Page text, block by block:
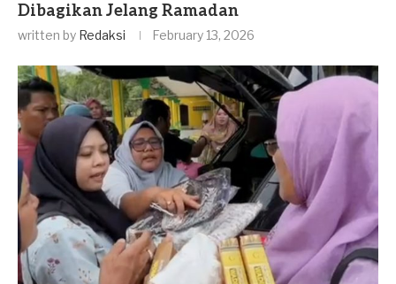
Dibagikan Jelang Ramadan
written by Redaksi February 13, 2026